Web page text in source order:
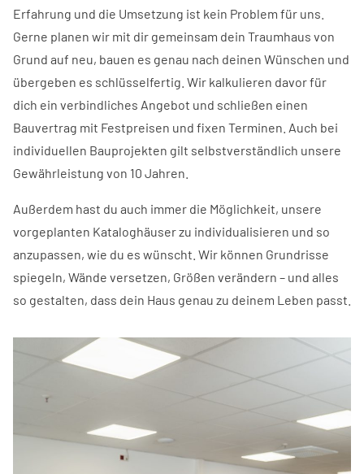
Erfahrung und die Umsetzung ist kein Problem für uns.
Gerne planen wir mit dir gemeinsam dein Traumhaus von
Grund auf neu, bauen es genau nach deinen Wünschen und
übergeben es schlüsselfertig. Wir kalkulieren davor für
dich ein verbindliches Angebot und schließen einen
Bauvertrag mit Festpreisen und fixen Terminen. Auch bei
individuellen Bauprojekten gilt selbstverständlich unsere
Gewährleistung von 10 Jahren.
Außerdem hast du auch immer die Möglichkeit, unsere
vorgeplanten Kataloghäuser zu individualisieren und so
anzupassen, wie du es wünscht. Wir können Grundrisse
spiegeln, Wände versetzen, Größen verändern – und alles
so gestalten, dass dein Haus genau zu deinem Leben passt.